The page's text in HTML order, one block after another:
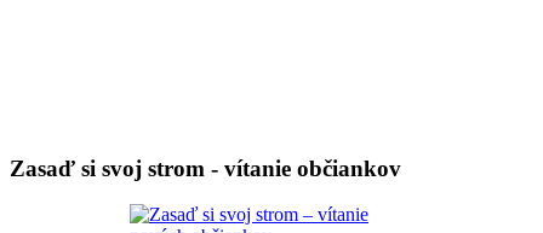
Zasaď si svoj strom - vítanie občiankov